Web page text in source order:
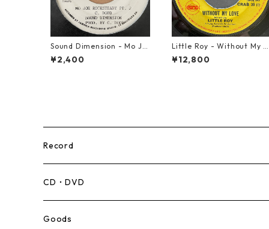
Sound Dimension - Mo Jo
e Rock Steady【7-21087】
¥2,400
Little Roy - Without My L
ove【7-21990】
¥12,800
Record
Mento,Calypso,Ballad
Ska
CD・DVD
Goods